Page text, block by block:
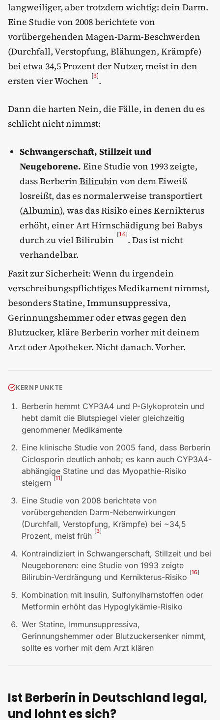
langweiliger, aber trotzdem wichtig: dein Darm.
Eine Studie von 2008 berichtete von
vorübergehenden Magen-Darm-Beschwerden
(Durchfall, Verstopfung, Blähungen, Krämpfe)
bei etwa 34,5 Prozent der Nutzer, meist in den
ersten vier Wochen [3].
Dann die harten Nein, die Fälle, in denen du es
schlicht nicht nimmst:
Schwangerschaft, Stillzeit und
Neugeborene. Eine Studie von 1993 zeigte,
dass Berberin Bilirubin von dem Eiweiß
losreißt, das es normalerweise transportiert
(Albumin), was das Risiko eines Kernikterus
erhöht, einer Art Hirnschädigung bei Babys
durch zu viel Bilirubin [16]. Das ist nicht
verhandelbar.
Fazit zur Sicherheit: Wenn du irgendein
verschreibungspflichtiges Medikament nimmst,
besonders Statine, Immunsuppressiva,
Gerinnungshemmer oder etwas gegen den
Blutzucker, kläre Berberin vorher mit deinem
Arzt oder Apotheker. Nicht danach. Vorher.
KERNPUNKTE
Berberin hemmt CYP3A4 und P-Glykoprotein und
hebt damit die Blutspiegel vieler gleichzeitig
genommener Medikamente
Eine klinische Studie von 2005 fand, dass Berberin
Ciclosporin deutlich anhob; es kann auch CYP3A4-
abhängige Statine und das Myopathie-Risiko
steigern [11]
Eine Studie von 2008 berichtete von
vorübergehenden Darm-Nebenwirkungen
(Durchfall, Verstopfung, Krämpfe) bei ~34,5
Prozent, meist früh [3]
Kontraindiziert in Schwangerschaft, Stillzeit und bei
Neugeborenen: eine Studie von 1993 zeigte
Bilirubin-Verdrängung und Kernikterus-Risiko [16]
Kombination mit Insulin, Sulfonylharnstoffen oder
Metformin erhöht das Hypoglykämie-Risiko
Wer Statine, Immunsuppressiva,
Gerinnungshemmer oder Blutzuckersenker nimmt,
sollte es vorher mit dem Arzt klären
Ist Berberin in Deutschland legal,
und lohnt es sich?